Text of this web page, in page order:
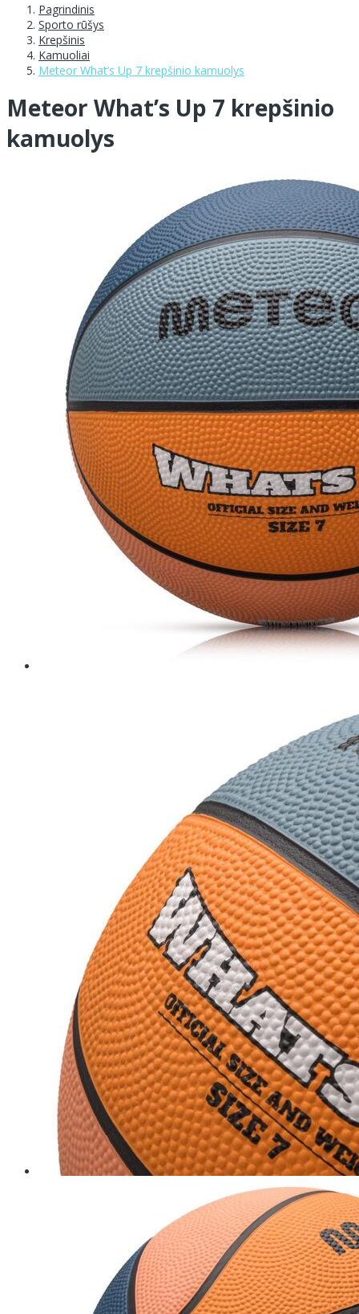
Pagrindinis
Sporto rūšys
Krepšinis
Kamuoliai
Meteor What’s Up 7 krepšinio kamuolys
Meteor What’s Up 7 krepšinio
kamuolys